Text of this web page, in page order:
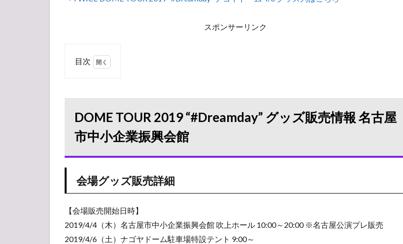
スポンサーリンク
目次
情報 名古屋
振興会館
1.1
グッ
ズ販
細
1.2
売り
DOME TOUR 2019 “#Dreamday” グッズ販売情報 名古屋
市中小企業振興会館
会場グッズ販売詳細
【会場販売開始日時】
2019/4/4（木）名古屋市中小企業振興会館 吹上ホール 10:00～20:00 ※名古屋公演プレ販売
2019/4/6（土）ナゴヤドーム駐車場特設テント 9:00～